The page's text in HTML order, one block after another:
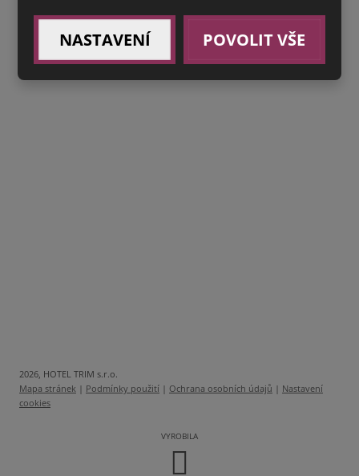
2026, HOTEL TRIM s.r.o.
Mapa stránek | Podmínky použití | Ochrana osobních údajů | Nastavení
cookies
VYROBILA
NASTAVENÍ POVOLIT VŠE